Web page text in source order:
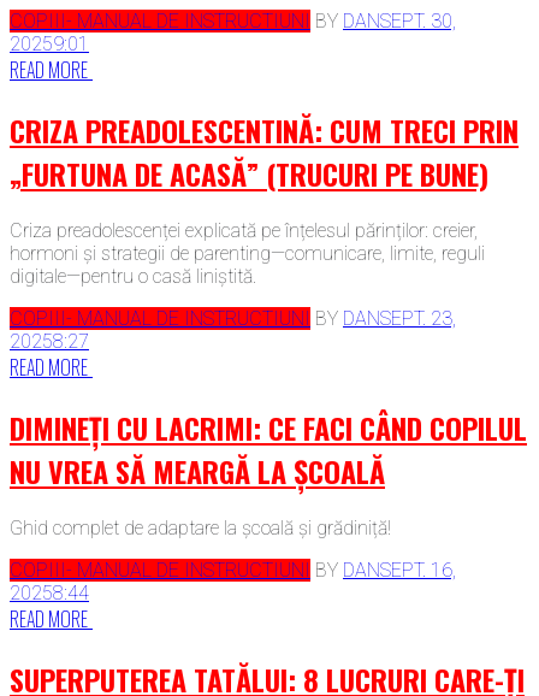
COPIII- MANUAL DE INSTRUCTIUNI BY DANSEPT. 30,
20259:01
READ MORE
CRIZA PREADOLESCENTINĂ: CUM TRECI PRIN
„FURTUNA DE ACASĂ” (TRUCURI PE BUNE)
Criza preadolescenței explicată pe înțelesul părinților: creier,
hormoni și strategii de parenting—comunicare, limite, reguli
digitale—pentru o casă liniștită.
COPIII- MANUAL DE INSTRUCTIUNI BY DANSEPT. 23,
20258:27
READ MORE
DIMINEȚI CU LACRIMI: CE FACI CÂND COPILUL
NU VREA SĂ MEARGĂ LA ȘCOALĂ
Ghid complet de adaptare la școală și grădiniță!
COPIII- MANUAL DE INSTRUCTIUNI BY DANSEPT. 16,
20258:44
READ MORE
SUPERPUTEREA TATĂLUI: 8 LUCRURI CARE-ȚI